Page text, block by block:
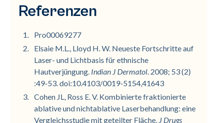
Referenzen
Pro00069277
Elsaie M.L., Lloyd H. W. Neueste Fortschritte auf
Laser- und Lichtbasis für ethnische
Hautverjüngung. Indian J Dermatol. 2008; 53 (2)
:49-53. doi:10.4103/0019-5154,41643
Cohen JL, Ross E. V. Kombinierte fraktionierte
ablative und nichtablative Laserbehandlung: eine
Vergleichsstudie mit geteilter Fläche. J Drugs